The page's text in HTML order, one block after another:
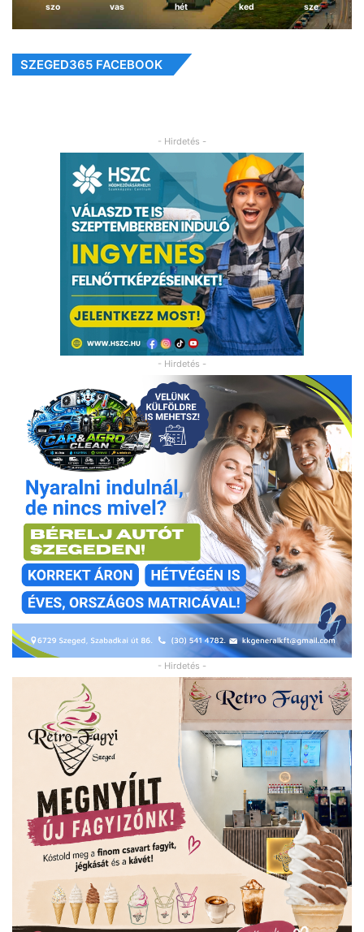
szo vas hét ked sze
SZEGED365 FACEBOOK
- Hirdetés -
- Hirdetés -
- Hirdetés -